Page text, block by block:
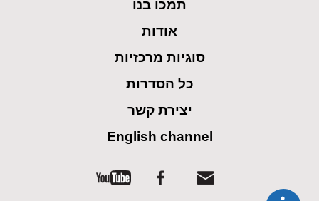
תמכו בנו
אודות
סוגיות מרכזיות
כל הסדרות
יצירת קשר
English channel